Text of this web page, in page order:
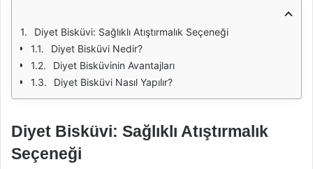
Diyet Bisküvi: Sağlıklı Atıştırmalık Seçeneği
Diyet Bisküvi Nedir?
Diyet Bisküvinin Avantajları
Diyet Bisküvi Nasıl Yapılır?
Diyet Bisküvi: Sağlıklı Atıştırmalık
Seçeneği